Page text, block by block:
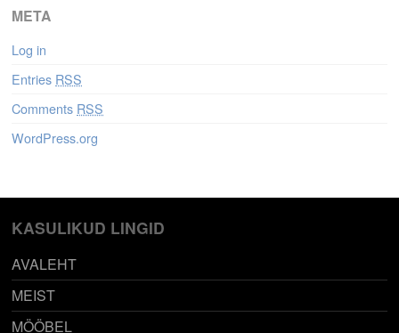
META
Log in
Entries RSS
Comments RSS
WordPress.org
KASULIKUD LINGID
AVALEHT
MEIST
MÖÖBEL